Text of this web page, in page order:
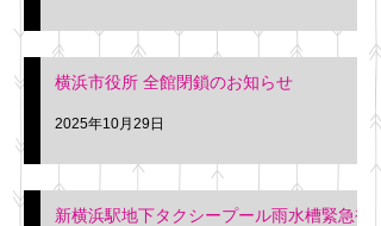
横浜市役所 全館閉鎖のお知らせ
2025年10月29日
新横浜駅地下タクシープール雨水槽緊急補